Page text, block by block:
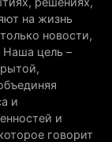
194
в
165
на жизнь
новости,
Наша цель –
и
и
говорит